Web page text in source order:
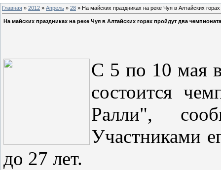
Главная » 2012 » Апрель » 28 » На майских праздниках на реке Чуя в Алтайских
На майских праздниках на реке Чуя в Алтайских горах пройдут два
С 5 по 10 мая
состоится
Ралли",
Участниками
до 27 лет.